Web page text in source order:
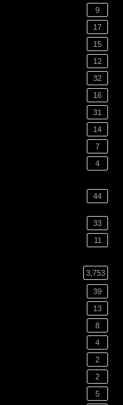
9
17
15
12
32
16
31
14
7
4
44
33
11
3,753
39
13
8
4
2
2
5